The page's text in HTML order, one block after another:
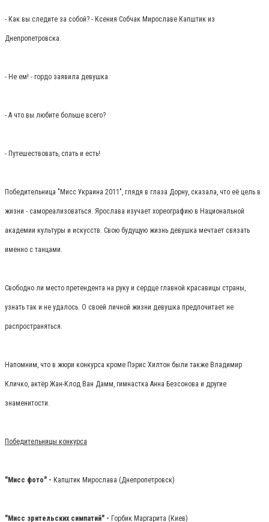
- Как вы следите за собой? - Ксения Собчак Мирославе Капштик из
Днепропетровска.
- Не ем! - гордо заявила девушка.
- А что вы любите больше всего?
- Путешествовать, спать и есть!
Победительница "Мисс Украина 2011", глядя в глаза Дорну, сказала, что её цель в
жизни - самореализоваться. Ярослава изучает хореографию в Национальной
академии культуры и искусств. Свою будущую жизнь девушка мечтает связать
именно с танцами.
Свободно ли место претендента на руку и сердце главной красавицы страны,
узнать так и не удалось. О своей личной жизни девушка предпочитает не
распространяться.
Напомним, что в жюри конкурса кроме Пэрис Хилтон были также Владимир
Кличко, актёр Жан-Клод Ван Дамм, гимнастка Анна Безсонова и другие
знаменитости.
Победительницы конкурса
"Мисс фото" - Капштик Мирослава (Днепропетровск)
"Мисс зрительских симпатий" - Горбик Маргарита (Киев)